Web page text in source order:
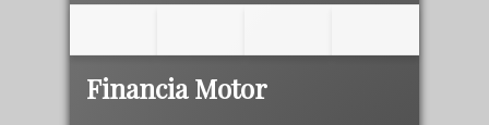
Financia Motor